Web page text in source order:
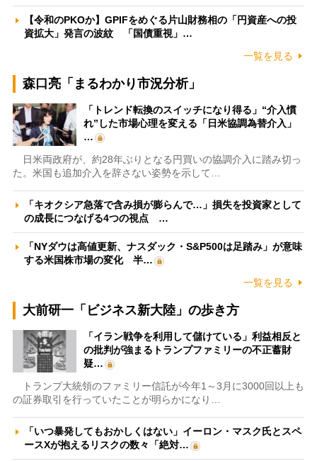
【令和のPKOか】GPIFをめぐる片山財務相の「円資産への投
資拡大」発言の波紋 「国債重視」…
一覧を見る
森口亮「まるわかり市況分析」
「トレンド転換のスイッチになり得る」“介入慣
れ”した市場心理を変える「日米協調為替介入」
…
日米両政府が、約28年ぶりとなる円買いの協調介入に踏み切っ
た。米国も追加介入を辞さない姿勢を示して…
「キオクシア急落で含み損が膨らんで…」損失を投資家として
の成長につなげる4つの視点 …
「NYダウは高値更新、ナスダック・S&P500は足踏み」が意味
する米国株市場の変化 半…
一覧を見る
大前研一「ビジネス新大陸」の歩き方
「イラン戦争を利用して儲けている」利益相反と
の批判が強まるトランプファミリーの不正蓄財
疑…
トランプ大統領のファミリー信託が今年1～3月に3000回以上も
の証券取引を行っていたことが明らかになり…
「いつ暴発してもおかしくはない」イーロン・マスク氏とスペ
ースXが抱えるリスクの数々「絶対…